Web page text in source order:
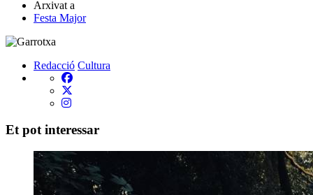
Arxivat a
Festa Major
Redacció Cultura
Et pot interessar